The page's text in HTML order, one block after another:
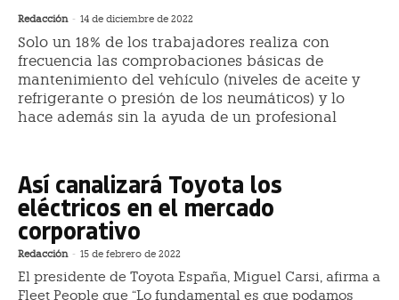
Redacción - 14 de diciembre de 2022
Solo un 18% de los trabajadores realiza con
frecuencia las comprobaciones básicas de
mantenimiento del vehículo (niveles de aceite y
refrigerante o presión de los neumáticos) y lo
hace además sin la ayuda de un profesional
Así canalizará Toyota los
eléctricos en el mercado
corporativo
Redacción - 15 de febrero de 2022
El presidente de Toyota España, Miguel Carsi, afirma a
Fleet People que “Lo fundamental es que podamos